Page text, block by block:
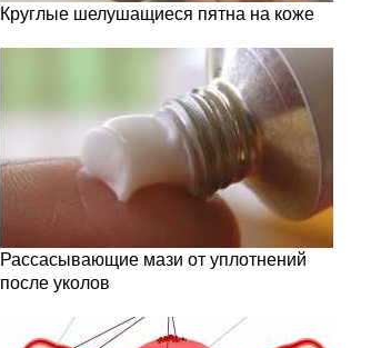
Круглые шелушащиеся пятна на коже
Рассасывающие мази от уплотнений
после уколов